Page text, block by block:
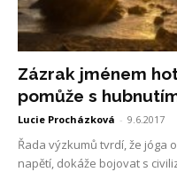
Zázrak jménem
pomůže s
Lucie Procházková - 9.6.2017
Řada výzkumů tvrdí, že jóga
napětí, dokáže bojovat s